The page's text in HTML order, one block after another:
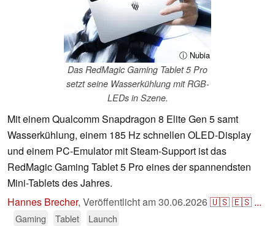
ⓘ Nubia
Das RedMagic Gaming Tablet 5 Pro
setzt seine Wasserkühlung mit RGB-
LEDs in Szene.
Mit einem Qualcomm Snapdragon 8 Elite Gen 5 samt
Wasserkühlung, einem 185 Hz schnellen OLED-Display
und einem PC-Emulator mit Steam-Support ist das
RedMagic Gaming Tablet 5 Pro eines der spannendsten
Mini-Tablets des Jahres.
Hannes Brecher, Veröffentlicht am30.06.2026🇺🇸🇪🇸 ...
Gaming Tablet Launch